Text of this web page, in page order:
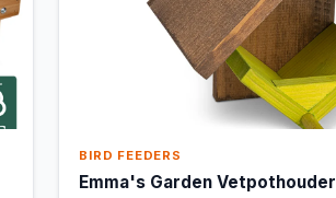
BIRD FEEDERS
Emma's Garden Vetpothouder